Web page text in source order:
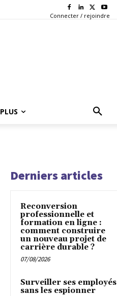
Connecter / rejoindre
PLUS
Derniers articles
Reconversion
professionnelle et
formation en ligne :
comment construire
un nouveau projet de
carrière durable ?
07/08/2026
Surveiller ses employés
sans les espionner